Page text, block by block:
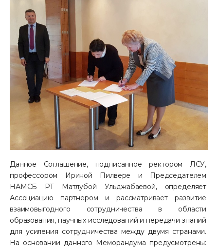
Данное Соглашение, подписанное ректором ЛСУ,
профессором Ириной Пилвере и Председателем
НАМСБ РТ Матлубой Ульджабаевой, определяет
Ассоциацию партнером и рассматривает развитие
взаимовыгодного сотрудничества в области
образования, научных исследований и передачи знаний
для усиления сотрудничества между двумя странами.
На основании данного Меморандума предусмотрены: